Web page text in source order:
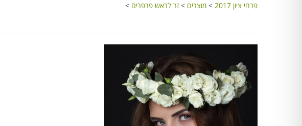
פרחי ציון 2017 > מוצרים > זר לראש פרפרים >